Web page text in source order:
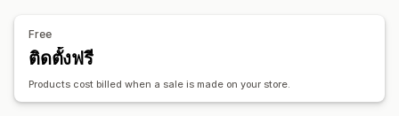
ค่าบริการตัวเลือกสินค้า
สินค้าคงคลัง
การจัดการ SKU ความพร้อมของสต็อกสินค้า แสดงสินค้าในสต็อก
Free
ติดตั้งฟรี
Products cost billed when a sale is made on your store.